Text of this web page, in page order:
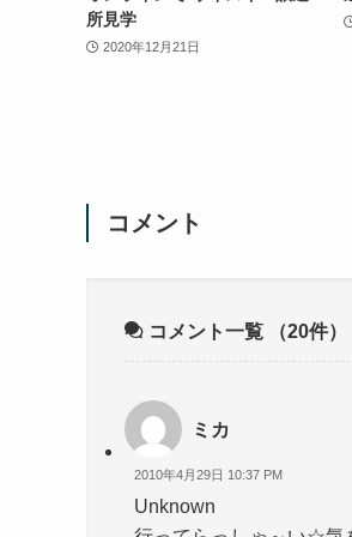
所見学
2020年12月21日
コメント
コメント一覧 （20件）
ミカ
2010年4月29日 10:37 PM
Unknown